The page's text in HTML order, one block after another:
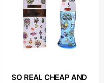
SO REAL CHEAP AND